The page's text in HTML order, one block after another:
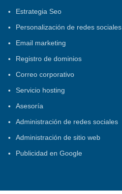
Estrategia Seo
Personalización de redes sociales
Email marketing
Registro de dominios
Correo corporativo
Servicio hosting
Asesoría
Administración de redes sociales
Administración de sitio web
Publicidad en Google